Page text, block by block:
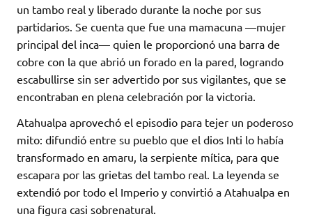
un tambo real y liberado durante la noche por sus
partidarios. Se cuenta que fue una mamacuna —mujer
principal del inca— quien le proporcionó una barra de
cobre con la que abrió un forado en la pared, logrando
escabullirse sin ser advertido por sus vigilantes, que se
encontraban en plena celebración por la victoria.
Atahualpa aprovechó el episodio para tejer un poderoso
mito: difundió entre su pueblo que el dios Inti lo había
transformado en amaru, la serpiente mítica, para que
escapara por las grietas del tambo real. La leyenda se
extendió por todo el Imperio y convirtió a Atahualpa en
una figura casi sobrenatural.